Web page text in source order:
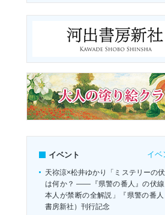
イベント イベ
天祢涼×松井ゆかり「ミステリーの
は何か？ ――『県警の番人』の伏線
本人が禁断の全解説」『県警の番人
書房新社）刊行記念